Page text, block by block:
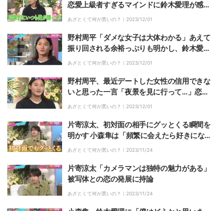
恋愛上級者すぎるマインドに鈴木愛理が感動
「全男性がそのモチベでいった方がいい」
あざとくて何が悪いの？｜ 2023/12/01
野村周平「ダメな女子は大体わかる」あえて
振り回される余裕っぷりも明かし、鈴木愛理
が衝撃「上級者！」
あざとくて何が悪いの？｜ 2023/12/01
野村周平、最近デートした女性の信用できな
いと思った一言「夜景を見に行って…」恋愛
事情明かす
あざとくて何が悪いの？｜ 2023/12/01
片寄涼太、初対面の相手にグッとくる瞬間を
明かす 小森隼は「頻繁に会えたら好きにな
る」
あざとくて何が悪いの？｜ 2023/11/24
片寄涼太「カメラマンは独特の魅力がある」
被写体との恋の発展に持論
あざとくて何が悪いの？｜ 2023/11/24